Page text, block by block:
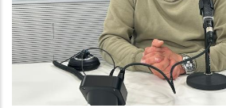
Penedès
Joventut